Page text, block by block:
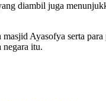
diambil juga
Ayasofya serta
negara itu.